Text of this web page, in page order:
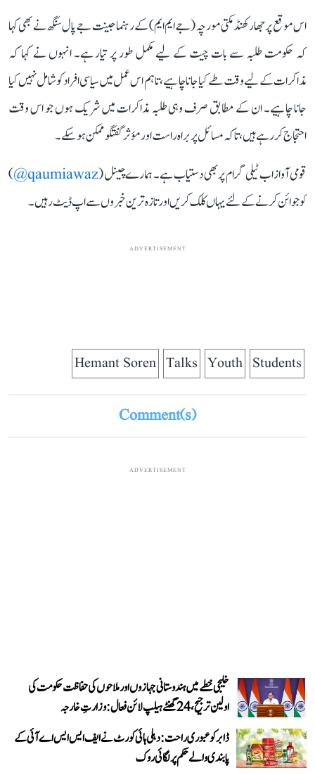
اس موقع پر جھارکھنڈ مکتی مورچہ (جے ایم ایم) کے رہنما جینت جے پال سنگھ نے بھی کہا
کہ حکومت طلبہ سے بات چیت کے لیے مکمل طور پر تیار ہے۔ انہوں نے کہا کہ
مذاکرات کے لیے وقت طے کیا جانا چاہیے، تاہم اس عمل میں سیاسی افراد کو شامل نہیں کیا
جانا چاہیے۔ ان کے مطابق صرف وہی طلبہ مذاکرات میں شریک ہوں جو اس وقت
احتجاج کر رہے ہیں، تاکہ مسائل پر براہ راست اور مؤثر گفتگو ممکن ہو سکے۔
قومی آواز اب ٹیلی گرام پر بھی دستیاب ہے۔ ہمارے چینل (qaumiawaz@
)
کو جوائن کرنے کے لئے یہاں کلک کریں اور تازہ ترین خبروں سے اپ ڈیٹ رہیں۔
ADVERTISEMENT
Students
Youth
Talks
Hemant Soren
Comment(s)
ADVERTISEMENT
خلیجی خطے میں ہندوستانی جہازوں اور ملاحوں کی حفاظت حکومت کی
اولین ترجیح، 24 گھنٹے ہیلپ لائن فعال: وزارتِ خارجہ
ڈابر کو عبوری راحت: دہلی ہائی کورٹ نے ایف ایس ایس اے آئی کے
پابندی والے حکم پر لگائی روک